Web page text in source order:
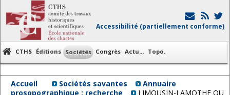
Accessibilité (partiellement conforme)
CTHS Éditions Sociétés Congrès Actu... Topo.
Accueil Sociétés savantes
Annuaire
prosopographique : recherche
LIMOUSIN-LAMOTHE OU